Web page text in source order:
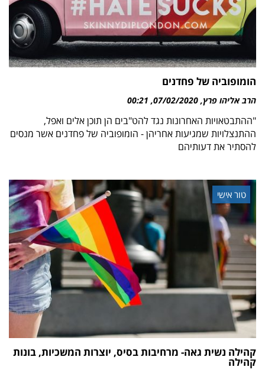
הומופוביה של פחדנים
הרב אליהו פרץ 07/02/2020
00:21
"ההתבטאויות האחרונות נגד להט"בים הן תוכן אלים ואפל,
ההתנצלויות שמגיעות אחריהן - הומופוביה של פחדנים אשר מנסים
להסתיר את דעותיהם
טור אישי
קהילה נשית גאה- מרחיבות בסיס, יוצרות המשכיות, בונות
קהילה